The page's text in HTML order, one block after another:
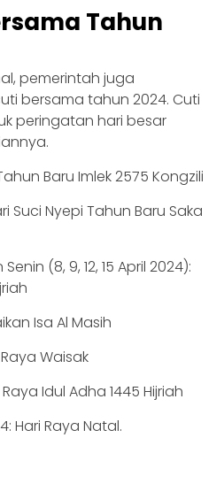
Tahun
pemerintah juga
bersama tahun 2024. Cuti
peringatan hari besar
Baru Imlek 2575 Kongzili
Suci Nyepi Tahun Baru Saka
(8, 9, 12, 15 April 2024):
Isa Al Masih
Waisak
Idul Adha 1445 Hijriah
Hari Raya Natal.